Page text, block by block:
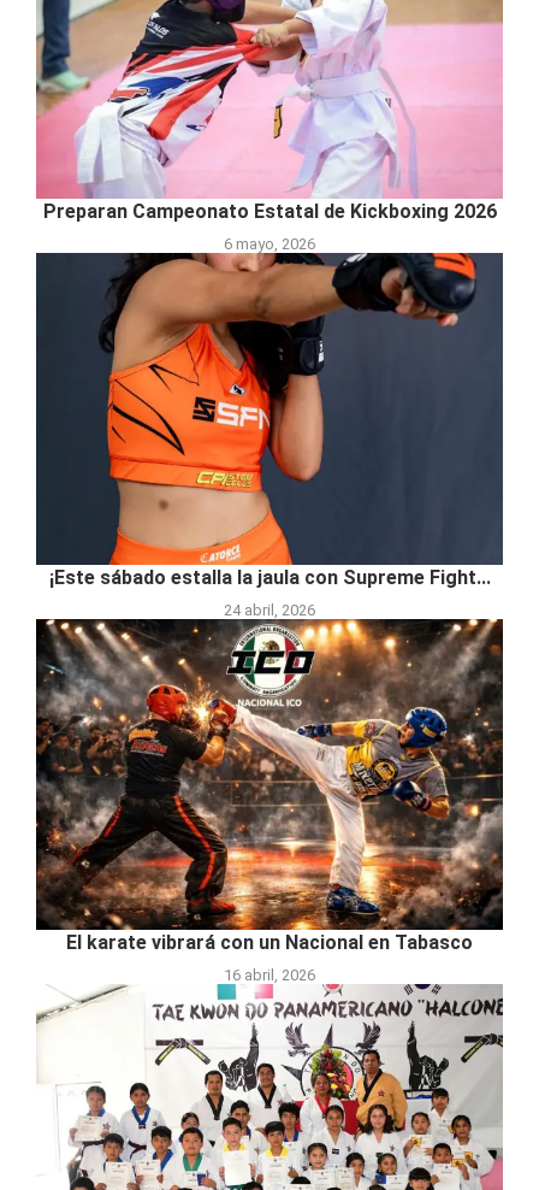
Preparan Campeonato Estatal de Kickboxing 2026
6 mayo, 2026
¡Este sábado estalla la jaula con Supreme Fight...
24 abril, 2026
El karate vibrará con un Nacional en Tabasco
16 abril, 2026